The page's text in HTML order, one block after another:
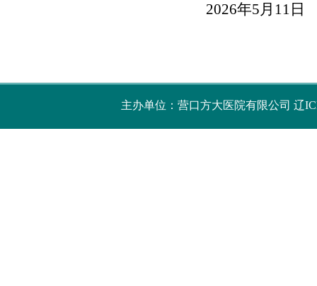
2026年5月 11 日
主办单位：营口方大医院有限公司 辽